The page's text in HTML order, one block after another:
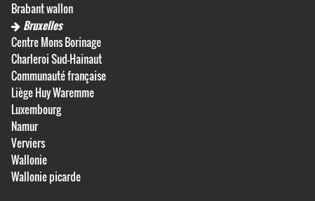
Brabant wallon
Bruxelles
Centre Mons Borinage
Charleroi Sud-Hainaut
Communauté française
Liège Huy Waremme
Luxembourg
Namur
Verviers
Wallonie
Wallonie picarde